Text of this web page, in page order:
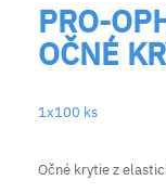
PRO-
OČNÉ
1x100 ks
Očné krytie z